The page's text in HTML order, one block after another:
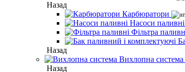
Назад
Карбюратори
Насоси паливні
Фільтра
Назад
Вихлопна система
Назад